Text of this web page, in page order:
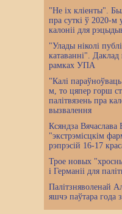
"Не іх кліенты".
пра суткі ў 2020-
калоніі для
"Улады ніколі
катаванні". Даклад
рамках УПА
"Калі
м, то цяпер горш
палітвязень пра
вызвалення
Ксяндза Вячаслава
"экстрэмісцкім
рэпрэсій 16-17
Трое новых
і Германіі для
Палітзняволенай
яшчэ паўтара года